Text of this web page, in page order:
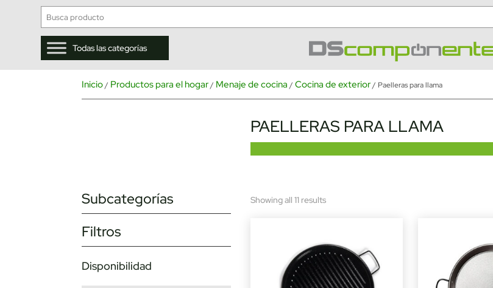
Todas las categorías
Inicio/ Productos para el hogar/ Menaje de cocina /Cocina de exterior/ Paelleras para llama
PAELLERAS PARA LLAMA
Subcategorías
Filtros
Disponibilidad
Showing all 11 resultsSorted